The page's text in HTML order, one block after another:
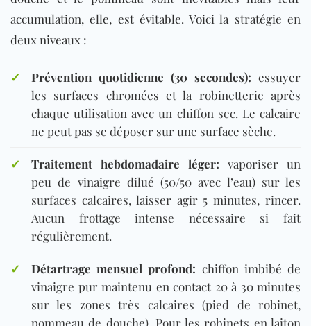
accumulation, elle, est évitable. Voici la stratégie en
deux niveaux :
✓ Prévention quotidienne (30 secondes): essuyer
les surfaces chromées et la robinetterie après
chaque utilisation avec un chiffon sec. Le calcaire
ne peut pas se déposer sur une surface sèche.
✓ Traitement hebdomadaire léger: vaporiser un
peu de vinaigre dilué (50/50 avec l’eau) sur les
surfaces calcaires, laisser agir 5 minutes, rincer.
Aucun frottage intense nécessaire si fait
régulièrement.
✓ Détartrage mensuel profond: chiffon imbibé de
vinaigre pur maintenu en contact 20 à 30 minutes
sur les zones très calcaires (pied de robinet,
pommeau de douche). Pour les robinets en laiton